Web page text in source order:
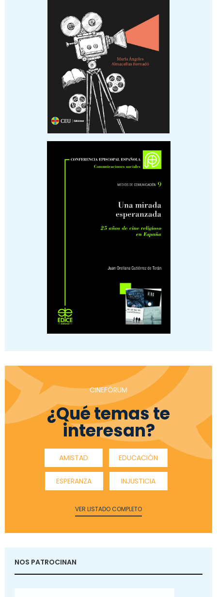
CINEFÓRUM
¿Qué temas te
interesan?
AMISTAD EDUCACIÓN
ESPERANZA INJUSTICIA
VER LISTADO COMPLETO
NOS PATROCINAN